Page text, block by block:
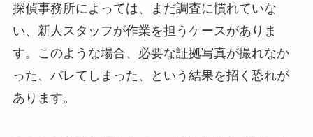
探偵事務所によっては、まだ調査に慣れていな
い、新人スタッフが作業を担うケースがありま
す。このような場合、必要な証拠写真が撮れなか
った、バレてしまった、という結果を招く恐れが
あります。